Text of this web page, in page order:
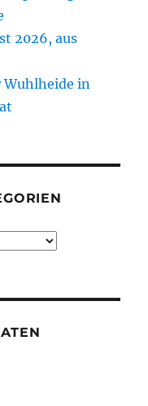
2026, aus
Wuhlheide in